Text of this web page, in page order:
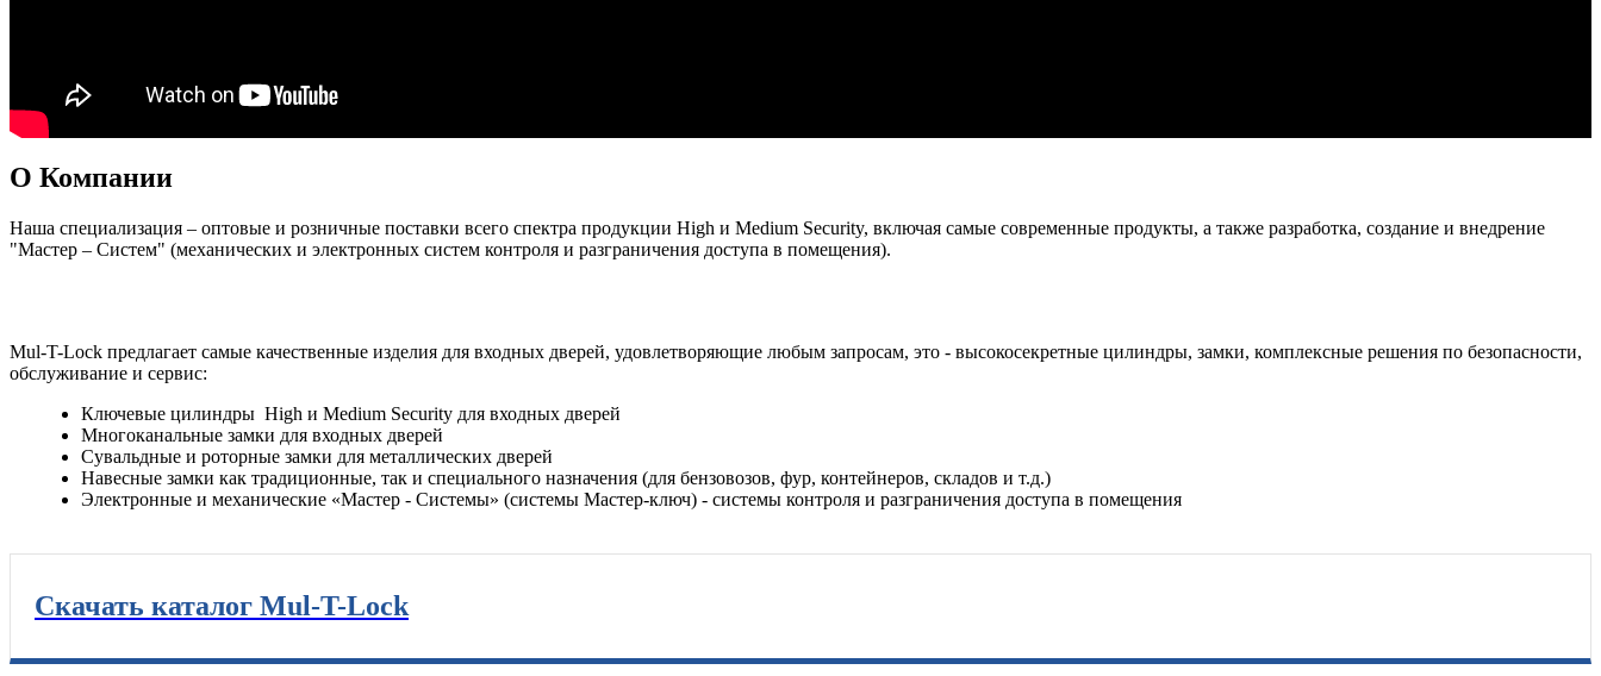
О Компании
Наша специализация – оптовые и розничные поставки всего спектра продукции High и Medium Security, включая самые современные продукты, а также разработка, создание и внедрение
"Мастер – Систем" (механических и электронных систем контроля и разграничения доступа в помещения).
Mul-T-Lock предлагает самые качественные изделия для входных дверей, удовлетворяющие любым запросам, это - высокосекретные цилиндры, замки, комплексные решения по безопасности,
обслуживание и сервис:
Ключевые цилиндры High и Medium Security для входных дверей
Многоканальные замки для входных дверей
Сувальдные и роторные замки для металлических дверей
Навесные замки как традиционные, так и специального назначения (для бензовозов, фур, контейнеров, складов и т.д.)
Электронные и механические «Мастер - Системы» (системы Мастер-ключ) - системы контроля и разграничения доступа в помещения
Скачать каталог Mul-T-Lock